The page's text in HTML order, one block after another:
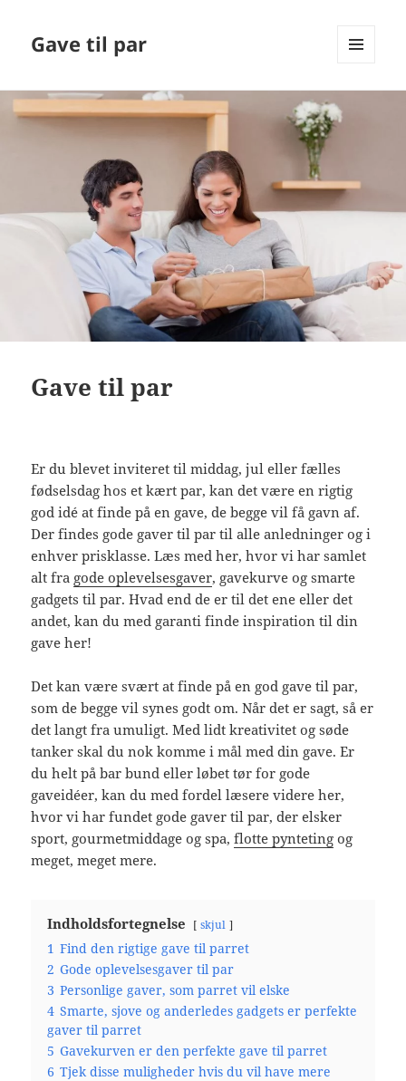
Gave til par
Gave til par
Er du blevet inviteret til middag, jul eller fælles
fødselsdag hos et kært par, kan det være en rigtig
god idé at finde på en gave, de begge vil få gavn af.
Der findes gode gaver til par til alle anledninger og i
enhver prisklasse. Læs med her, hvor vi har samlet
alt fra gode oplevelsesgaver, gavekurve og smarte
gadgets til par. Hvad end de er til det ene eller det
andet, kan du med garanti finde inspiration til din
gave her!
Det kan være svært at finde på en god gave til par,
som de begge vil synes godt om. Når det er sagt, så er
det langt fra umuligt. Med lidt kreativitet og søde
tanker skal du nok komme i mål med din gave. Er
du helt på bar bund eller løbet tør for gode
gaveidéer, kan du med fordel læsere videre her,
hvor vi har fundet gode gaver til par, der elsker
sport, gourmetmiddage og spa,flotte pynteting og
meget, meget mere.
Indholdsfortegnelse skjul
1 Find den rigtige gave til parret
2 Gode oplevelsesgaver til par
3 Personlige gaver, som parret vil elske
4 Smarte, sjove og anderledes gadgets er perfekte
gaver til parret
5 Gavekurven er den perfekte gave til parret
6 Tjek disse muligheder hvis du vil have mere